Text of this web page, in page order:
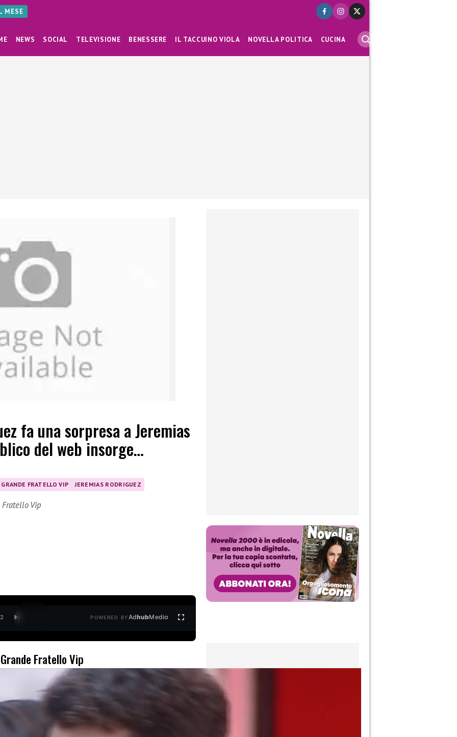
MESE
NEWS SOCIAL TELEVISIONE BENESSERE IL TACCUINO VIOLA NOVELLA POLITICA CUCINA
fa una sorpresa a Jeremias
del web insorge…
GRANDE FRATELLO VIP JEREMIAS RODRIGUEZ
Vip
2 POWERED BYAdhubMedia
Fratello Vip